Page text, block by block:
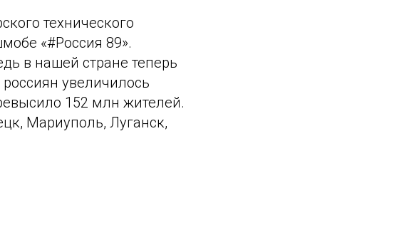
технического
«#Россия 89».
в нашей стране теперь
увеличилось
152 млн жителей.
Мариуполь, Луганск,